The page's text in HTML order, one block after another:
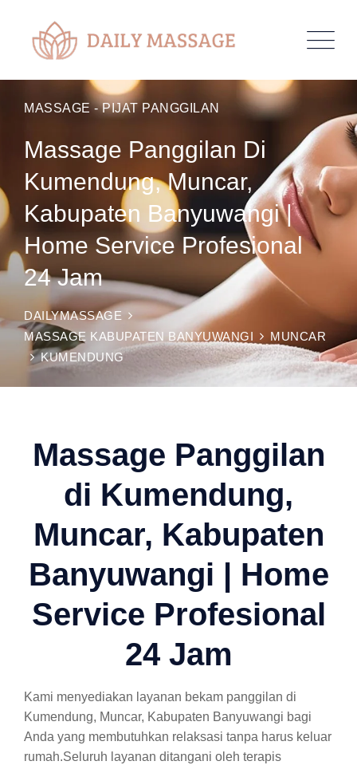
MASSAGE - PIJAT PANGGILAN
Massage Panggilan Di
Kumendung, Muncar,
Kabupaten Banyuwangi |
Home Service Profesional
24 Jam
DAILYMASSAGE
MASSAGE KABUPATEN BANYUWANGI
MUNCAR
KUMENDUNG
Massage Panggilan
di Kumendung,
Muncar, Kabupaten
Banyuwangi | Home
Service Profesional
24 Jam
Kami menyediakan layanan bekam panggilan di
Kumendung, Muncar, Kabupaten Banyuwangi bagi
Anda yang membutuhkan relaksasi tanpa harus keluar
rumah.Seluruh layanan ditangani oleh terapis